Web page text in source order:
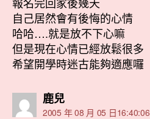
自己居然會有後悔的心情
哈哈….就是放不下心嘛
但是現在心情已經放鬆很多
希望開學時迷古能夠適應囉
鹿兒表
示:
2005 年 08 月 05 日16:40:06